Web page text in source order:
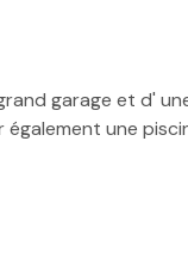
garage et d'
une